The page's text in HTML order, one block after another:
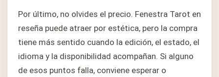
Por último, no olvides el precio. Fenestra Tarot en
reseña puede atraer por estética, pero la compra
tiene más sentido cuando la edición, el estado, el
idioma y la disponibilidad acompañan. Si alguno
de esos puntos falla, conviene esperar o